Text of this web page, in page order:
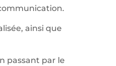
ainsi que
passant par le